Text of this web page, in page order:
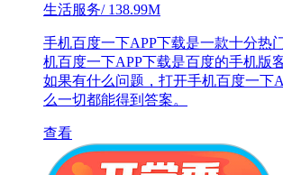
生活服务/138.99M
手机百度一下APP下载是一款十分热
机百度一下APP下载是百度的手机版
如果有什么问题，打开手机百度一下
么一切都能得到答案。
查看